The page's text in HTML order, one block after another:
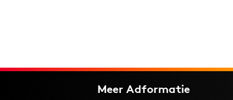
Meer Adformatie